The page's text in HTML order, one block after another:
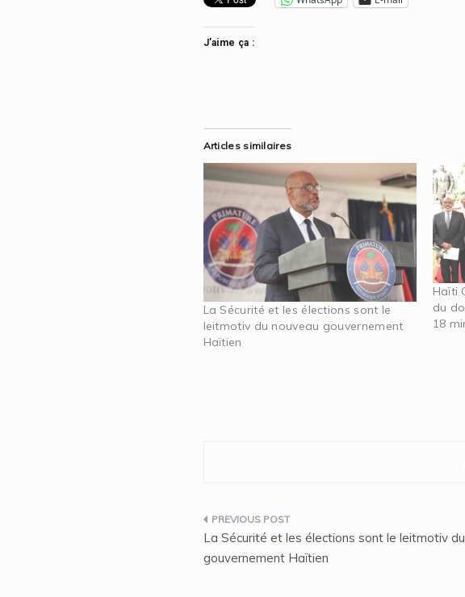
J’aime ça :
Articles similaires
La Sécurité et les élections sont le
leitmotiv du nouveau gouvernement
Haïtien
Haïti
du
18
Navigation
de
La Sécurité et les élections sont le leitmotiv
gouvernement Haïtien